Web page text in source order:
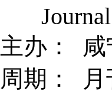
Journal
主办： 咸
周期： 月